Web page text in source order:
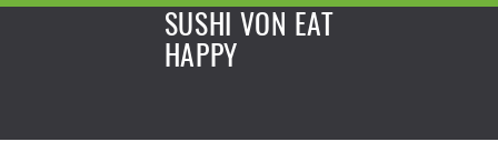
SUSHI VON EAT
HAPPY